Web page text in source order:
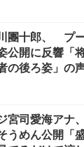
團十郎、 プ
公開に反響「
の後ろ姿」の
宮司愛海アナ
うめん公開「